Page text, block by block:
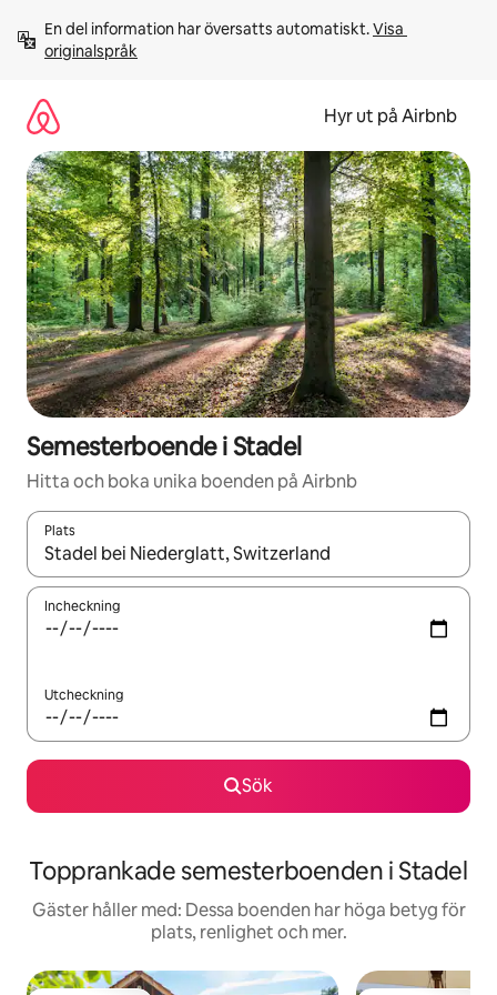
innehåll
En del information har översatts automatiskt. Visa
originalspråk
Hyr ut på Airbnb
Semesterboende i Stadel
Hitta och boka unika boenden på Airbnb
Plats
När resultaten är tillgängliga kan du navigera med upp- och
Incheckning
Utcheckning
Sök
Topprankade semesterboenden i Stadel
Gäster håller med: Dessa boenden har höga betyg för
plats, renlighet och mer.